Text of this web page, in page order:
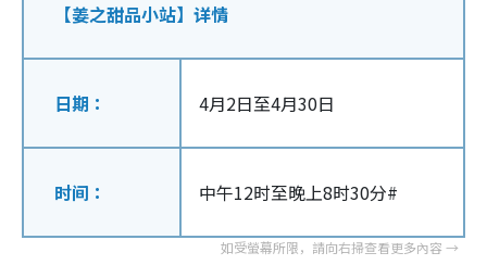
【姜之甜品小站】详情
日期： 4月2日至4月30日
时间： 中午12时至晚上8时30分#